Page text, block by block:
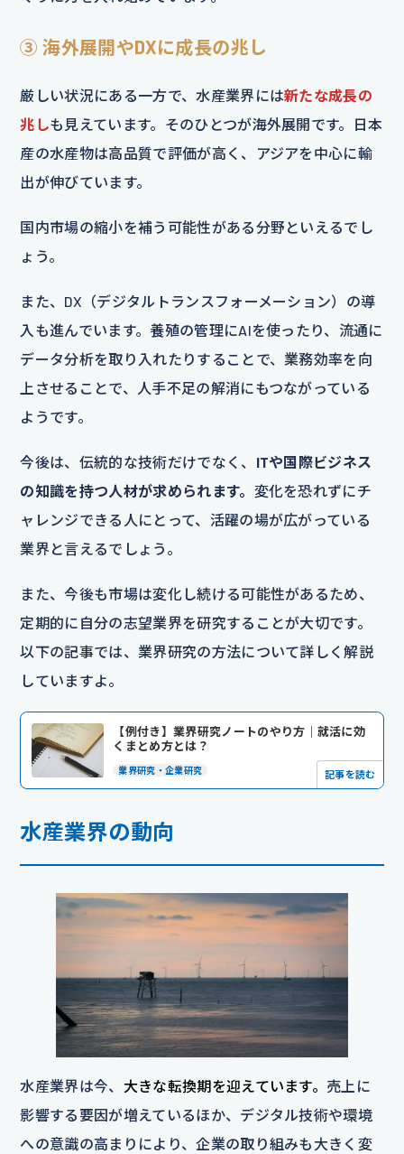
③ 海外展開やDXに成長の兆し
厳しい状況にある一方で、水産業界には新たな成長の
兆しも見えています。そのひとつが海外展開です。日本
産の水産物は高品質で評価が高く、アジアを中心に輸
出が伸びています。
国内市場の縮小を補う可能性がある分野といえるでし
ょう。
また、DX（デジタルトランスフォーメーション）の導
入も進んでいます。養殖の管理にAIを使ったり、流通に
データ分析を取り入れたりすることで、業務効率を向
上させることで、人手不足の解消にもつながっている
ようです。
今後は、伝統的な技術だけでなく、 ITや国際ビジネス
の知識を持つ人材が求められます。 変化を恐れずにチ
ャレンジできる人にとって、活躍の場が広がっている
業界と言えるでしょう。
また、今後も市場は変化し続ける可能性があるため、
定期的に自分の志望業界を研究することが大切です。
以下の記事では、業界研究の方法について詳しく解説
していますよ。
【例付き】業界研究ノートのやり方｜就活に効
くまとめ方とは？
業界研究・企業研究 記事を読む
水産業界の動向
水産業界は今、 大きな転換期を迎えています。 売上に
影響する要因が増えているほか、デジタル技術や環境
への意識の高まりにより、企業の取り組みも大きく変